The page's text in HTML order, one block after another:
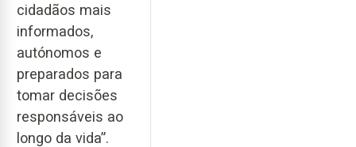
cidadãos mais
informados,
autónomos e
preparados para
tomar decisões
responsáveis ao
longo da vida”.